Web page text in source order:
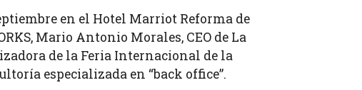
en el Hotel Marriot Reforma de
Mario Antonio Morales, CEO de La
de la Feria Internacional de la
especializada en “back office”.